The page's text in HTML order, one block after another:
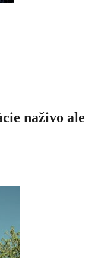
naživo ale